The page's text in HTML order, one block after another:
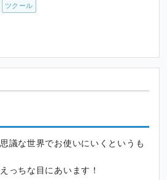
ツクール
議な世界でお使いにいくというも
っちな目にあいます！